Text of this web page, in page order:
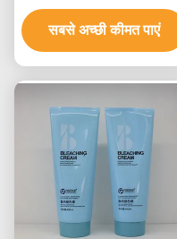
लेबल सभी प्रकार के बालों के
लिए
सबसे अच्छी कीमत पाएं